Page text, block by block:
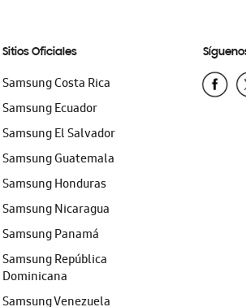
Sitios Oficiales
Samsung Costa Rica
Samsung Ecuador
Samsung El Salvador
Samsung Guatemala
Samsung Honduras
Samsung Nicaragua
Samsung Panamá
Samsung República
Dominicana
Samsung Venezuela